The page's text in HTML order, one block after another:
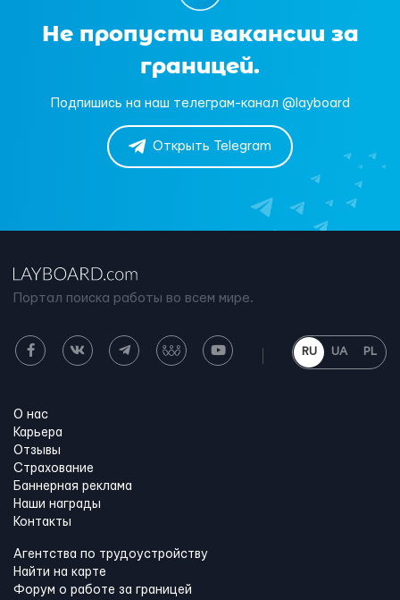
Не пропусти вакансии за
границей.
Подпишись на наш телеграм-канал @layboard
Открыть Telegram
Портал поиска работы во всем мире.
RU UA PL
О нас
Карьера
Отзывы
Страхование
Баннерная реклама
Наши награды
Контакты
Агентства по трудоустройству
Найти на карте
Форум о работе за границей